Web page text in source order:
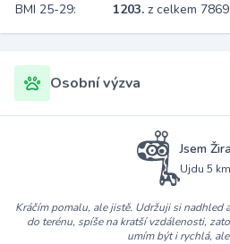
BMI 25-29:
1203. z celkem 7869
Osobní výzva
Jsem
Ujdu 5
Kráčím pomalu, ale jistě. Udržuji si nadhled
do terénu, spíše na kratší vzdálenosti,
umím být i rychlá,